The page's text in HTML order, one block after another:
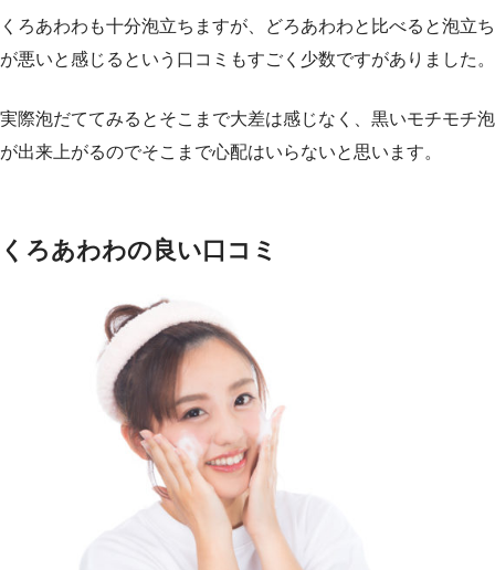
くろあわわも十分泡立ちますが、どろあわわと比べると泡立ち
が悪いと感じるという口コミもすごく少数ですがありました。
実際泡だててみるとそこまで大差は感じなく、黒いモチモチ泡
が出来上がるのでそこまで心配はいらないと思います。
くろあわわの良い口コミ